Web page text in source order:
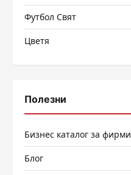
Футбол Свят
Цветя
Полезни
Бизнес каталог за фирми
Блог